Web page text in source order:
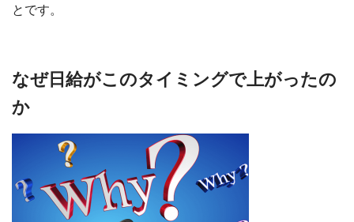
とです。
なぜ日給がこのタイミングで上がったの
か